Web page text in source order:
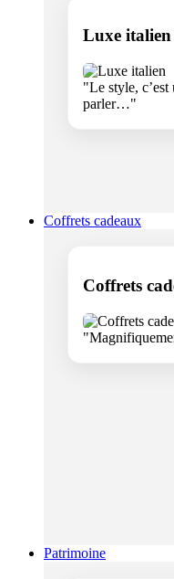
Luxe italien
"Le style, c’est
parler…"
Coffrets cadeaux
Coffrets
Patrimoine